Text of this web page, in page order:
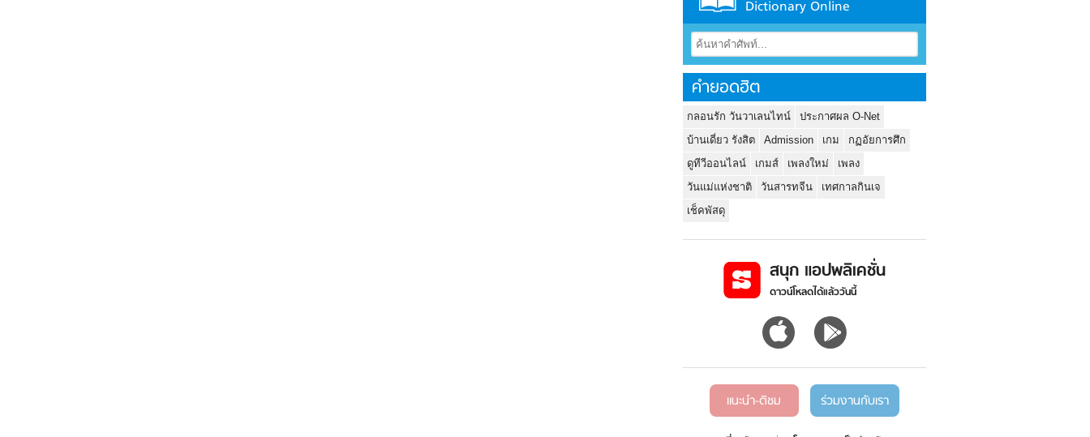
Dictionary Online
คำยอดฮิต
กลอนรัก วันวาเลนไทน์
ประกาศผล O-Net
บ้านเดี่ยว รังสิต
Admission เกม
กฏอัยการศึก
ดูทีวีออนไลน์
เกมส์ เพลงใหม่
เพลง
วันแม่แห่งชาติ
วันสารทจีน
เทศกาลกินเจ
เช็คพัสดุ
สนุก แอปพลิเคชั่น
ดาวน์โหลดได้แล้ววันนี้
แนะนำ-ติชม ร่วมงานกับเรา